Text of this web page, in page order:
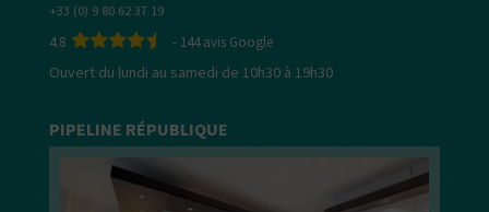
+33 (0) 9 80 62 37 19
4.8 - 144avis Google
Ouvert du lundi au samedi de 10h30 à 19h30
PIPELINE RÉPUBLIQUE